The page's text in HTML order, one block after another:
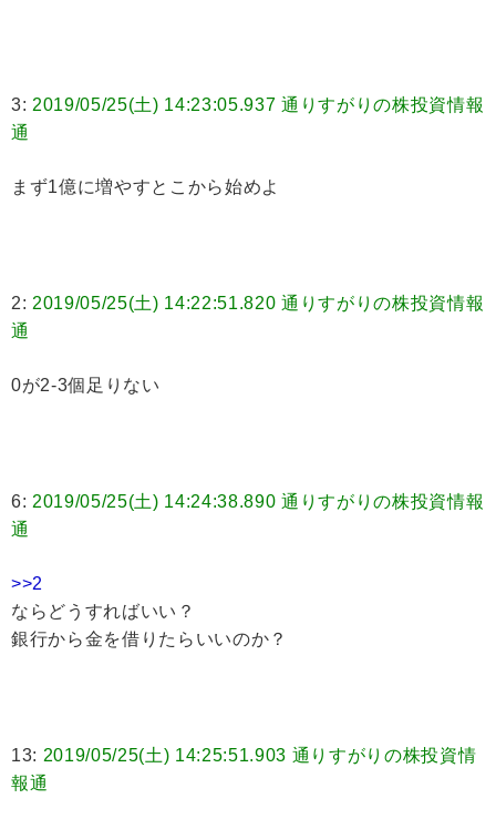
3: 2019/05/25(土) 14:23:05.937 通りすがりの株投資情報
通
まず1億に増やすとこから始めよ
2: 2019/05/25(土) 14:22:51.820 通りすがりの株投資情報
通
0が2-3個足りない
6: 2019/05/25(土) 14:24:38.890 通りすがりの株投資情報
通
>>2
ならどうすればいい？
銀行から金を借りたらいいのか？
13: 2019/05/25(土) 14:25:51.903 通りすがりの株投資情
報通